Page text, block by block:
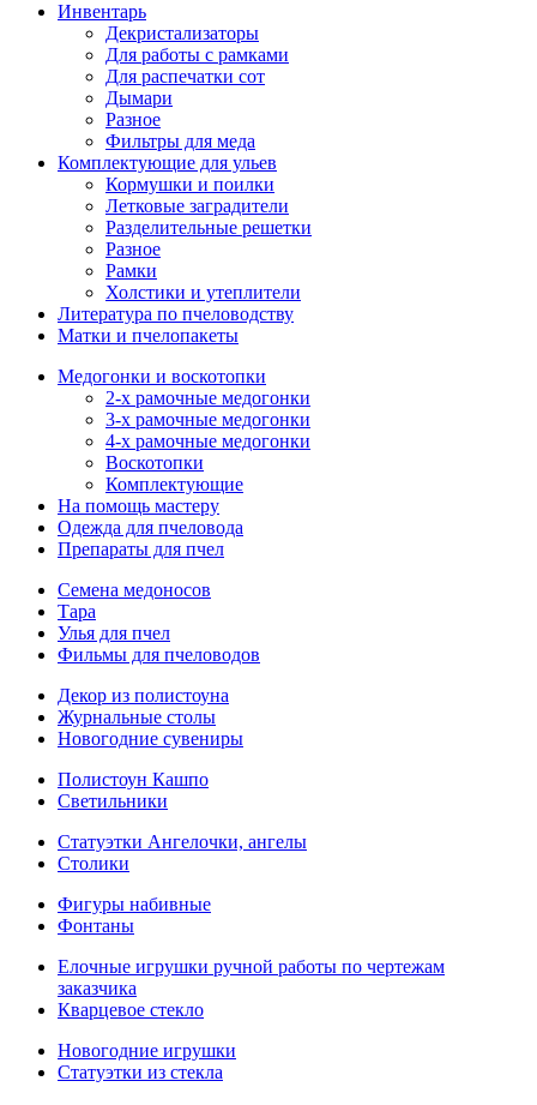
Инвентарь
Декристализаторы
Для работы с рамками
Для распечатки сот
Дымари
Разное
Фильтры для меда
Комплектующие для ульев
Кормушки и поилки
Летковые заградители
Разделительные решетки
Разное
Рамки
Холстики и утеплители
Литература по пчеловодству
Матки и пчелопакеты
Медогонки и воскотопки
2-х рамочные медогонки
3-х рамочные медогонки
4-х рамочные медогонки
Воскотопки
Комплектующие
На помощь мастеру
Одежда для пчеловода
Препараты для пчел
Семена медоносов
Тара
Улья для пчел
Фильмы для пчеловодов
Декор из полистоуна
Журнальные столы
Новогодние сувениры
Полистоун Кашпо
Светильники
Статуэтки Ангелочки, ангелы
Столики
Фигуры набивные
Фонтаны
Елочные игрушки ручной работы по чертежам
заказчика
Кварцевое стекло
Новогодние игрушки
Статуэтки из стекла